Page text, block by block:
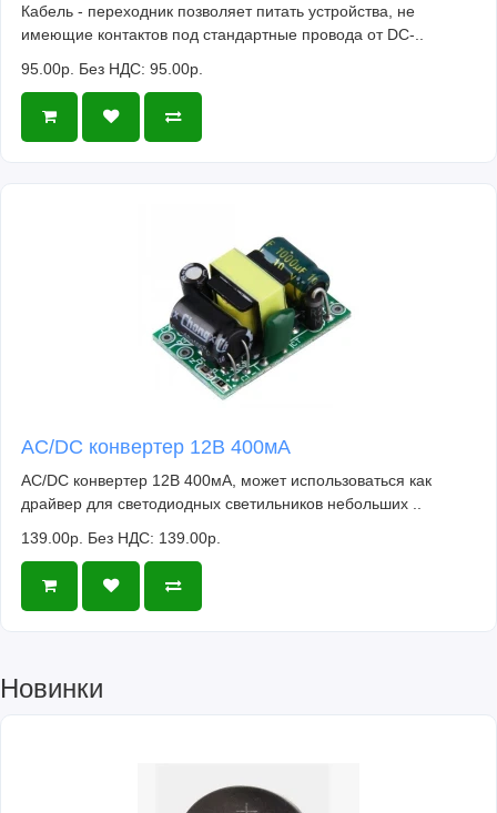
Кабель - переходник позволяет питать устройства, не
имеющие контактов под стандартные провода от DC-..
95.00р. Без НДС: 95.00р.
AC/DC конвертер 12В 400мА
AC/DC конвертер 12В 400мА, может использоваться как
драйвер для светодиодных светильников небольших ..
139.00р. Без НДС: 139.00р.
Новинки